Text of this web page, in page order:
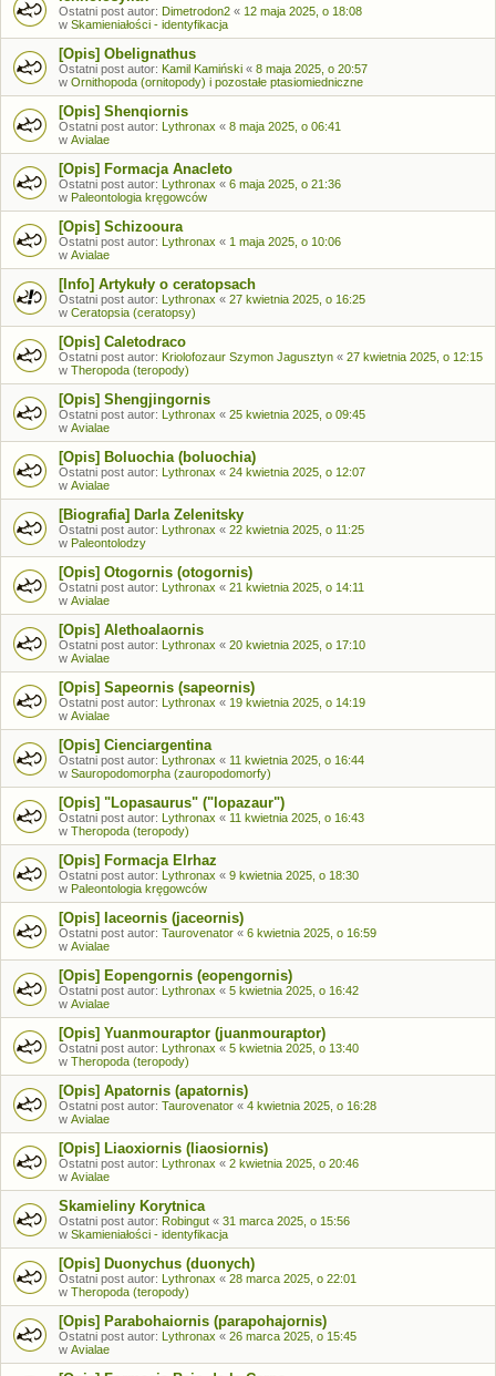
Ostatni post autor: Dimetrodon2 « 12 maja 2025, o 18:08
w Skamieniałości - identyfikacja
[Opis] Obelignathus
Ostatni post autor: Kamil Kamiński « 8 maja 2025, o 20:57
w Ornithopoda (ornitopody) i pozostałe ptasiomiedniczne
[Opis] Shenqiornis
Ostatni post autor: Lythronax « 8 maja 2025, o 06:41
w Avialae
[Opis] Formacja Anacleto
Ostatni post autor: Lythronax « 6 maja 2025, o 21:36
w Paleontologia kręgowców
[Opis] Schizooura
Ostatni post autor: Lythronax « 1 maja 2025, o 10:06
w Avialae
[Info] Artykuły o ceratopsach
Ostatni post autor: Lythronax « 27 kwietnia 2025, o 16:25
w Ceratopsia (ceratopsy)
[Opis] Caletodraco
Ostatni post autor: Kriolofozaur Szymon Jagusztyn « 27 kwietnia 2025, o 12:15
w Theropoda (teropody)
[Opis] Shengjingornis
Ostatni post autor: Lythronax « 25 kwietnia 2025, o 09:45
w Avialae
[Opis] Boluochia (boluochia)
Ostatni post autor: Lythronax « 24 kwietnia 2025, o 12:07
w Avialae
[Biografia] Darla Zelenitsky
Ostatni post autor: Lythronax « 22 kwietnia 2025, o 11:25
w Paleontolodzy
[Opis] Otogornis (otogornis)
Ostatni post autor: Lythronax « 21 kwietnia 2025, o 14:11
w Avialae
[Opis] Alethoalaornis
Ostatni post autor: Lythronax « 20 kwietnia 2025, o 17:10
w Avialae
[Opis] Sapeornis (sapeornis)
Ostatni post autor: Lythronax « 19 kwietnia 2025, o 14:19
w Avialae
[Opis] Cienciargentina
Ostatni post autor: Lythronax « 11 kwietnia 2025, o 16:44
w Sauropodomorpha (zauropodomorfy)
[Opis] "Lopasaurus" ("lopazaur")
Ostatni post autor: Lythronax « 11 kwietnia 2025, o 16:43
w Theropoda (teropody)
[Opis] Formacja Elrhaz
Ostatni post autor: Lythronax « 9 kwietnia 2025, o 18:30
w Paleontologia kręgowców
[Opis] Iaceornis (jaceornis)
Ostatni post autor: Taurovenator « 6 kwietnia 2025, o 16:59
w Avialae
[Opis] Eopengornis (eopengornis)
Ostatni post autor: Lythronax « 5 kwietnia 2025, o 16:42
w Avialae
[Opis] Yuanmouraptor (juanmouraptor)
Ostatni post autor: Lythronax « 5 kwietnia 2025, o 13:40
w Theropoda (teropody)
[Opis] Apatornis (apatornis)
Ostatni post autor: Taurovenator « 4 kwietnia 2025, o 16:28
w Avialae
[Opis] Liaoxiornis (liaosiornis)
Ostatni post autor: Lythronax « 2 kwietnia 2025, o 20:46
w Avialae
Skamieliny Korytnica
Ostatni post autor: Robingut « 31 marca 2025, o 15:56
w Skamieniałości - identyfikacja
[Opis] Duonychus (duonych)
Ostatni post autor: Lythronax « 28 marca 2025, o 22:01
w Theropoda (teropody)
[Opis] Parabohaiornis (parapohajornis)
Ostatni post autor: Lythronax « 26 marca 2025, o 15:45
w Avialae